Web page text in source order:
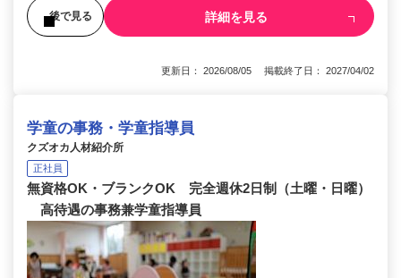
後で見る 詳細を見る
更新日： 2026/08/05 掲載終了日： 2027/04/02
学童の事務・学童指導員
クズオカ人材紹介所
正社員
無資格OK・ブランクOK 完全週休2日制（土曜・日曜）
高待遇の事務兼学童指導員